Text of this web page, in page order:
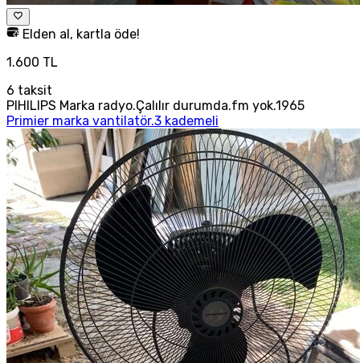
Elden al, kartla öde!
1.600 TL
6 taksit
PIHILIPS Marka radyo.Çalılır durumda.fm yok.1965
Primier marka vantilatör.3 kademeli